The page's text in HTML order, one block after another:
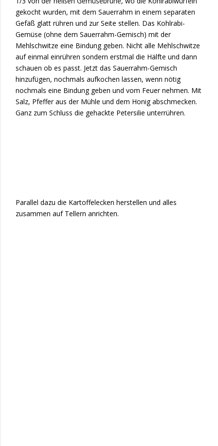
gekocht wurden, mit dem Sauerrahm in einem separaten
Gefäß glatt rühren und zur Seite stellen. Das Kohlrabi-
Gemüse (ohne dem Sauerrahm-Gemisch) mit der
Mehlschwitze eine Bindung geben. Nicht alle Mehlschwitze
auf einmal einrühren sondern erstmal die Hälfte und dann
schauen ob es passt. Jetzt das Sauerrahm-Gemisch
hinzufügen, nochmals aufkochen lassen, wenn nötig
nochmals eine Bindung geben und vom Feuer nehmen. Mit
Salz, Pfeffer aus der Mühle und dem Honig abschmecken.
Ganz zum Schluss die gehackte Petersilie unterrühren.
Parallel dazu die Kartoffelecken herstellen und alles
zusammen auf Tellern anrichten.